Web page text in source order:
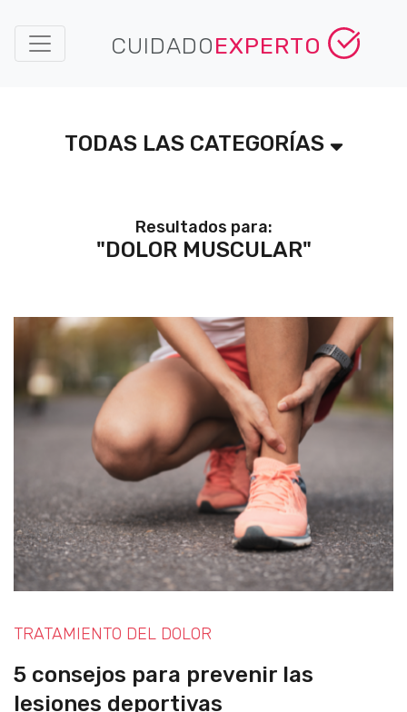
CUIDADOEXPERTO
TODAS LAS CATEGORÍAS
Resultados para:
"DOLOR MUSCULAR"
TRATAMIENTO DEL DOLOR
5 consejos para prevenir las
lesiones deportivas